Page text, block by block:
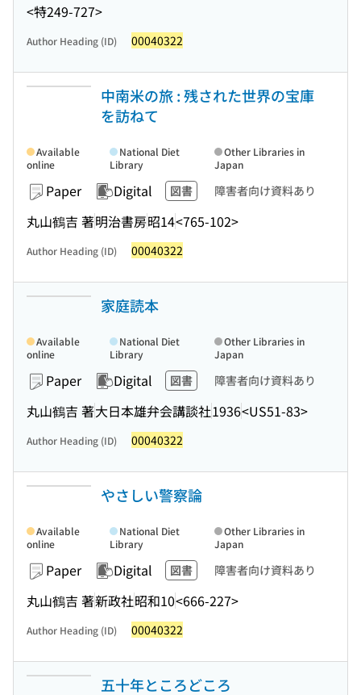
<特249-727>
Author Heading (ID) 00040322
中南米の旅 : 残された世界の宝庫
を訪ねて
Paper Digital 図書 障害者向け資料あり
丸山鶴吉 著明治書房昭14<765-102>
Available
online
National Diet
Library
Other Libraries in
Japan
Author Heading (ID) 00040322
家庭読本
Paper Digital 図書 障害者向け資料あり
丸山鶴吉 著大日本雄弁会講談社1936<US51-83>
Available
online
National Diet
Library
Other Libraries in
Japan
Author Heading (ID) 00040322
やさしい警察論
Paper Digital 図書 障害者向け資料あり
丸山鶴吉 著新政社昭和10<666-227>
Available
online
National Diet
Library
Other Libraries in
Japan
Author Heading (ID) 00040322
五十年ところどころ